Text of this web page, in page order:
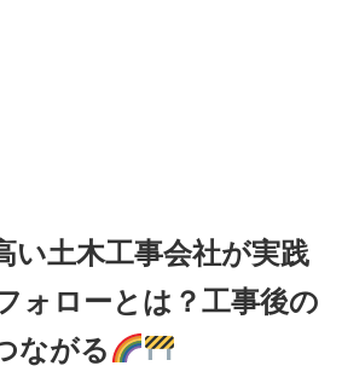
い土木工事会社が実践
ォローとは？工事後の
ながる